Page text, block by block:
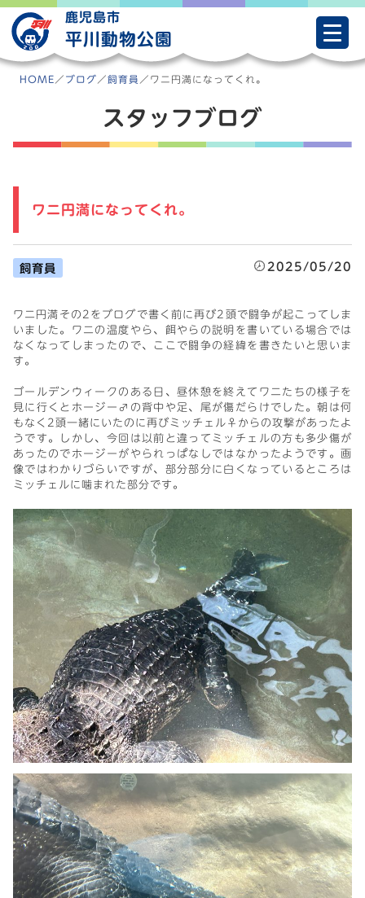
Skip
to
content
鹿児島市
平川動物公園
HOME ／ ブログ ／飼育員 ／ ワニ円満になってくれ。
スタッフブログ
ワニ円満になってくれ。
飼育員 2025/05/20
ワニ円満その2をブログで書く前に再び2頭で闘争が起こってしま
いました。ワニの温度やら、餌やらの説明を書いている場合では
なくなってしまったので、ここで闘争の経緯を書きたいと思いま
す。
ゴールデンウィークのある日、昼休憩を終えてワニたちの様子を
見に行くとホージー♂の背中や足、尾が傷だらけでした。朝は何
もなく2頭一緒にいたのに再びミッチェル♀からの攻撃があったよ
うです。しかし、今回は以前と違ってミッチェルの方も多少傷が
あったのでホージーがやられっぱなしではなかったようです。画
像ではわかりづらいですが、部分部分に白くなっているところは
ミッチェルに噛まれた部分です。